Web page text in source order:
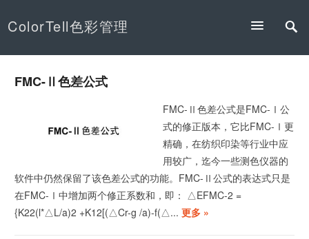
ColorTell色彩管理
FMC-Ⅱ色差公式
FMC-Ⅱ色差公式是FMC-Ⅰ公
式的修正版本，它比FMC-Ⅰ更
精确，在纺织印染等行业中应
用较广，迄今一些测色仪器的
软件中仍然保留了该色差公式的功能。FMC-Ⅱ公式的表达式只是
在FMC-Ⅰ中增加两个修正系数和，即： △EFMC-2 =
{K22(l*△L/a)2 +K12[(△Cr-g /a)-f(△...更多 »